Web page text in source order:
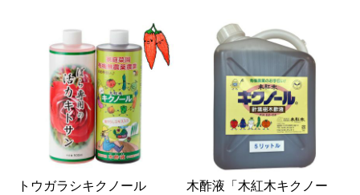
トウガラシキクノール
木酢液「木紅木キクノー